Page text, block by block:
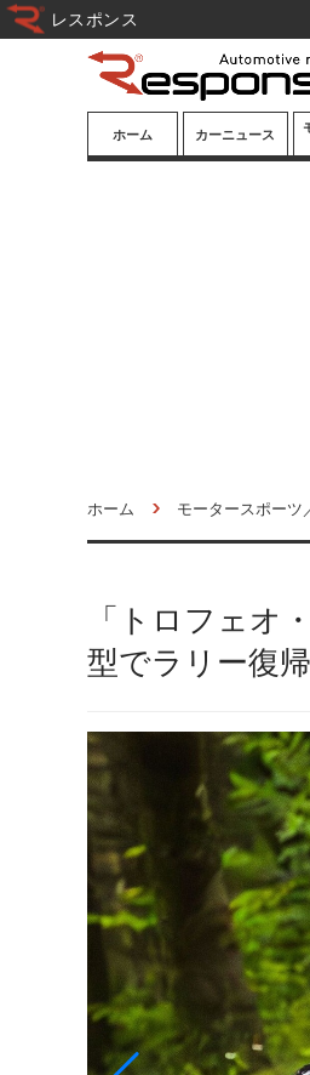
ホーム カーニュース
ホーム モータースポーツ
「トロフェオ
型でラリー復
レスポンス